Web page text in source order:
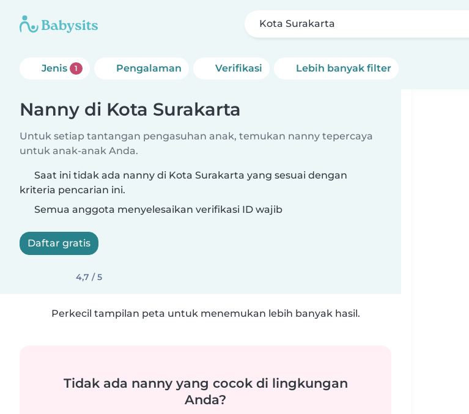
Kota Surakarta
Jenis 1 Pengalaman Verifikasi Lebih banyak filter
Nanny di Kota Surakarta
Untuk setiap tantangan pengasuhan anak, temukan nanny tepercaya
untuk anak-anak Anda.
Saat ini tidak ada nanny di Kota Surakarta yang sesuai dengan
kriteria pencarian ini.
Semua anggota menyelesaikan verifikasi ID wajib
Daftar gratis
4,7 / 5
Perkecil tampilan peta untuk menemukan lebih banyak hasil.
Tidak ada nanny yang cocok di lingkungan
Anda?